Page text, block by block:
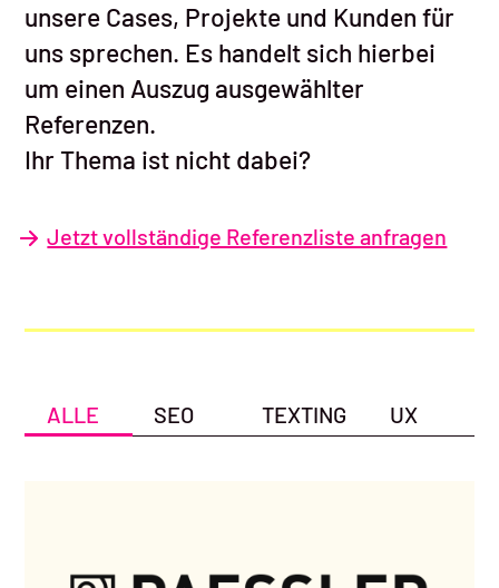
unsere Cases, Projekte und Kunden für
uns sprechen. Es handelt sich hierbei
um einen Auszug ausgewählter
Referenzen.
Ihr Thema ist nicht dabei?
Jetzt vollständige Referenzliste anfragen
ALLE SEO TEXTING UX